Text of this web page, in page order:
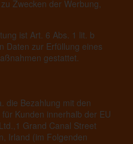
Zwecken der Werbung,
ist Art. 6 Abs. 1 lit. b
Daten zur Erfüllung eines
gestattet.
die Bezahlung mit den
Kunden innerhalb der EU
Grand Canal Street
Irland (im Folgenden